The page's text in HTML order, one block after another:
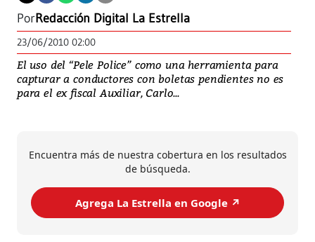
PorRedacción Digital La Estrella
23/06/2010 02:00
El uso del “Pele Police” como una herramienta para
capturar a conductores con boletas pendientes no es
para el ex fiscal Auxiliar, Carlo...
Encuentra más de nuestra cobertura en los resultados
de búsqueda.
Agrega La Estrella en Google ↗️